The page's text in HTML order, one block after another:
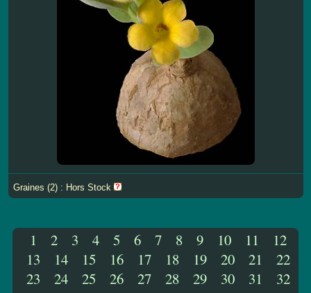
Graines (2) : Hors Stock
1 2 3 4 5 6 7 8 9 10 11
12
13
14 15 16 17 18 19 20 21
22
23
24 25 26 27 28 29 30 31
32